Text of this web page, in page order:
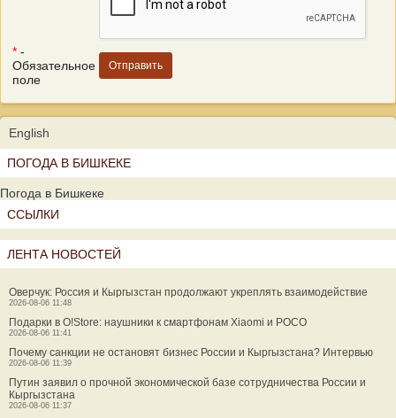
* -
Обязательное
поле
English
ПОГОДА В БИШКЕКЕ
Погода в Бишкеке
ССЫЛКИ
ЛЕНТА НОВОСТЕЙ
Оверчук: Россия и Кыргызстан продолжают укреплять взаимодействие
2026-08-06 11:48
Подарки в O!Store: наушники к смартфонам Xiaomi и POCO
2026-08-06 11:41
Почему санкции не остановят бизнес России и Кыргызстана? Интервью
2026-08-06 11:39
Путин заявил о прочной экономической базе сотрудничества России и
Кыргызстана
2026-08-06 11:37